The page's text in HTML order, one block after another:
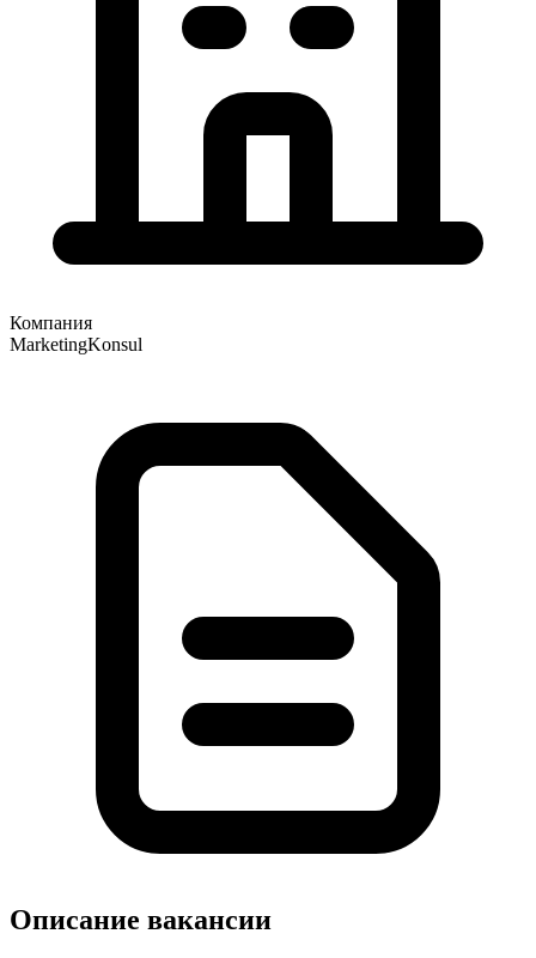
Компания
MarketingKonsul
Описание вакансии